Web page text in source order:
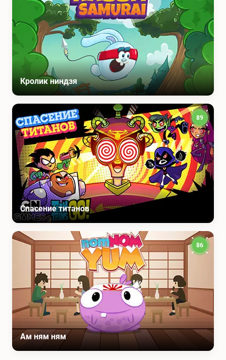
Кролик ниндзя
Спасение титанов
89
Ам ням ням
86